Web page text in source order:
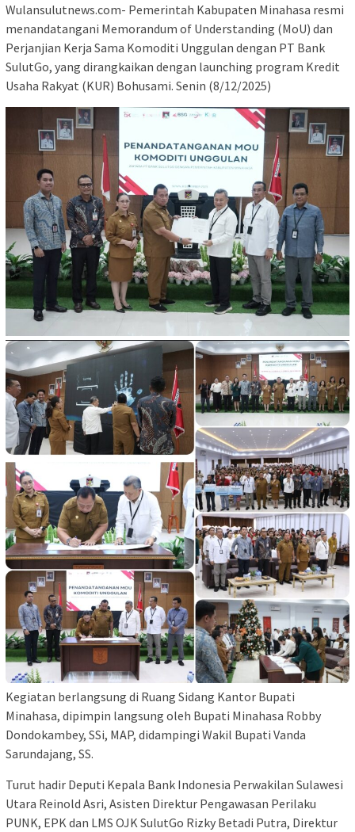
Wulansulutnews.com- Pemerintah Kabupaten Minahasa resmi
menandatangani Memorandum of Understanding (MoU) dan
Perjanjian Kerja Sama Komoditi Unggulan dengan PT Bank
SulutGo, yang dirangkaikan dengan launching program Kredit
Usaha Rakyat (KUR) Bohusami. Senin (8/12/2025)
Kegiatan berlangsung di Ruang Sidang Kantor Bupati
Minahasa, dipimpin langsung oleh Bupati Minahasa Robby
Dondokambey, SSi, MAP, didampingi Wakil Bupati Vanda
Sarundajang, SS.
Turut hadir Deputi Kepala Bank Indonesia Perwakilan Sulawesi
Utara Reinold Asri, Asisten Direktur Pengawasan Perilaku
PUNK, EPK dan LMS OJK SulutGo Rizky Betadi Putra, Direktur